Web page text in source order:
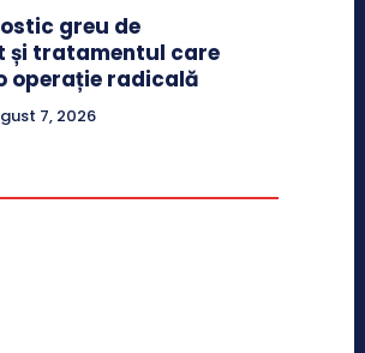
greu de
și tratamentul care
operație radicală
7, 2026